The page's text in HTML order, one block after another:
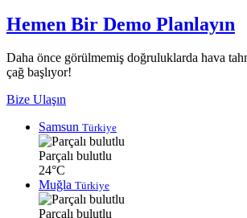
Hemen Bir Demo Planlayın
Daha önce görülmemiş doğruluklarda hava
çağ başlıyor!
Bize Ulaşın
Samsun Türkiye
Parçalı bulutlu
24°C
Muğla Türkiye
Parçalı bulutlu